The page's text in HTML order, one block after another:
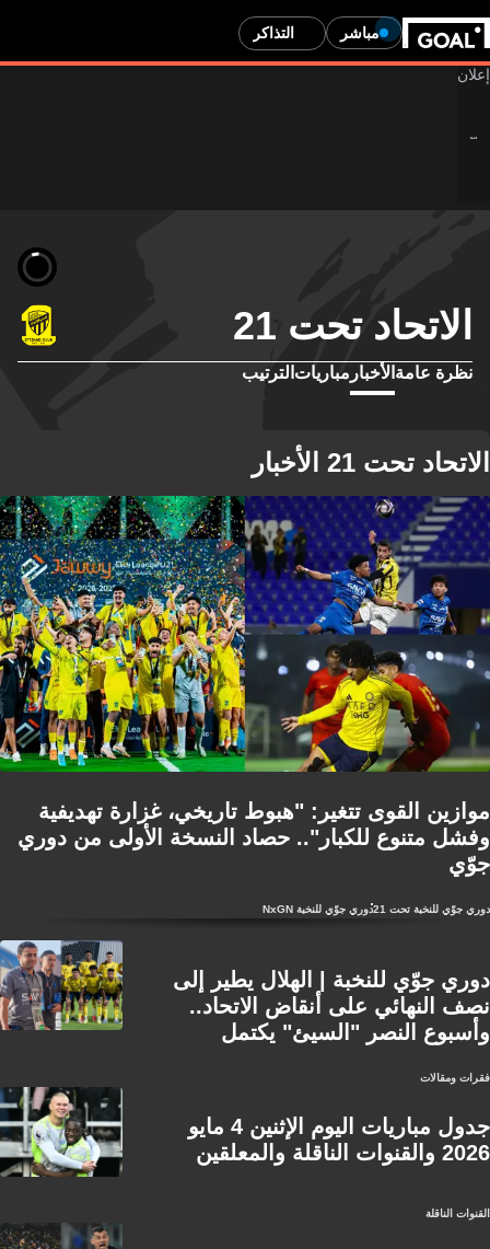
مباشر التذاكر
الاتحاد تحت 21
نظرة عامة الأخبار مباريات الترتيب
الاتحاد تحت 21 الأخبار
موازين القوى تتغير: "هبوط تاريخي، غزارة تهديفية
وفشل متنوع للكبار".. حصاد النسخة الأولى من دوري
جوّي
دوري جوّي للنخبة تحت 21 NxGN دوري جوّي للنخبة
دوري جوّي للنخبة | الهلال يطير إلى
نصف النهائي على أنقاض الاتحاد..
وأسبوع النصر "السيئ" يكتمل
فقرات ومقالات
جدول مباريات اليوم الإثنين 4 مايو
2026 والقنوات الناقلة والمعلقين
القنوات الناقلة